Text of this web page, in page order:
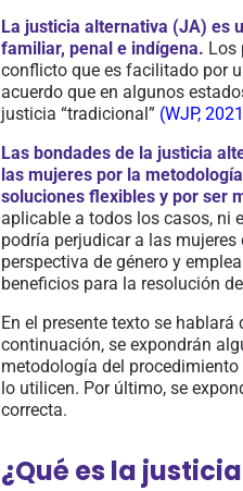
La justicia alternativa (JA) es
familiar, penal e indígena. Los
conflicto que es facilitado por
acuerdo que en algunos
justicia “tradicional” (WJP, 2021
Las bondades de la justicia
las mujeres por la
soluciones flexibles y por ser
aplicable a todos los casos, ni
podría perjudicar a las
perspectiva de género y
beneficios para la resolución
En el presente texto se
continuación, se expondrán
metodología del
lo utilicen. Por último, se
correcta.
¿Qué es la